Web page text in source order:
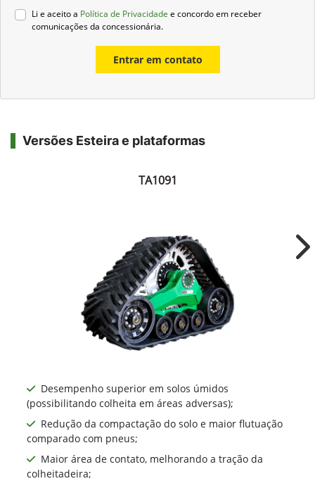
Li e aceito a Política de Privacidade e concordo em receber
comunicações da concessionária.
Entrar em contato
Versões Esteira e plataformas
TA1091
Desempenho superior em solos úmidos
(possibilitando colheita em áreas adversas);
Redução da compactação do solo e maior flutuação
comparado com pneus;
Maior área de contato, melhorando a tração da
colheitadeira;